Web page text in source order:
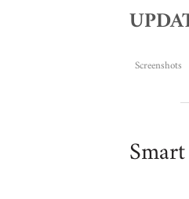
Screenshots